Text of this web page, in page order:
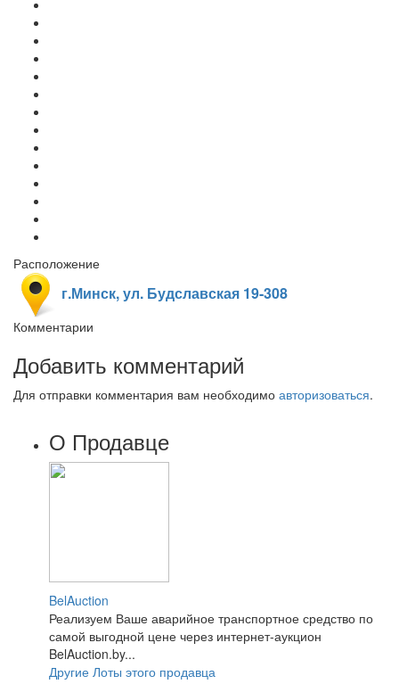
Расположение
г.Минск, ул. Будславская 19-308
Комментарии
Добавить комментарий
Для отправки комментария вам необходимо авторизоваться.
О Продавце
BelAuction
Реализуем Ваше аварийное транспортное средство по
самой выгодной цене через интернет-аукцион
BelAuction.by...
Другие Лоты этого продавца